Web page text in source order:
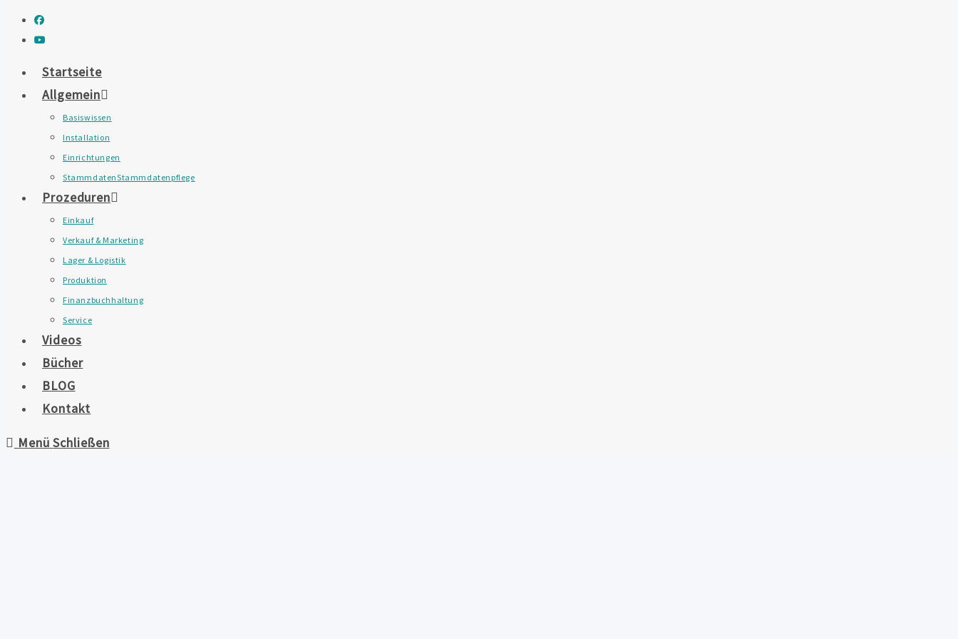
Startseite
Allgemein
Basiswissen
Installation
Einrichtungen
StammdatenStammdatenpflege
Prozeduren
Einkauf
Verkauf & Marketing
Lager & Logistik
Produktion
Finanzbuchhaltung
Service
Videos
Bücher
BLOG
Kontakt
Menü Schließen